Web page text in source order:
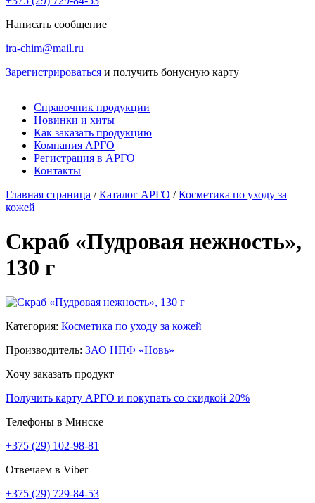
Написать сообщение
ira-chim@mail.ru
Зарегистрироваться и получить бонусную карту
Справочник продукции
Новинки и хиты
Как заказать продукцию
Компания АРГО
Регистрация в АРГО
Контакты
Главная страница /Каталог АРГО /Косметика по уходу за
кожей
Скраб «Пудровая нежность»,
130 г
Категория: Косметика по уходу за кожей
Производитель: ЗАО НПФ «Новь»
Хочу заказать продукт
Получить карту АРГО и покупать со скидкой 20%
Телефоны в Минске
+375 (29) 102-98-81
Отвечаем в Viber
+375 (29) 729-84-53